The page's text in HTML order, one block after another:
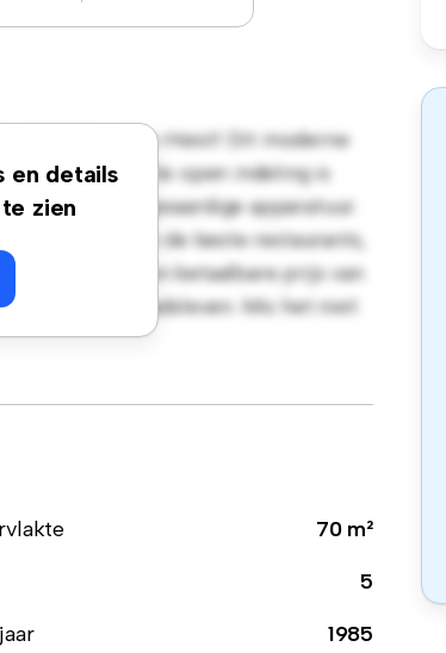
en details
zien
8300 Knokke-Heist! Dit moderne
leefruimte. De open indeling is
met hoogwaardige apparatuur.
afstand van de beste restaurants,
heeft een betaalbare prijs van
van het stadsleven. Mis het niet:
70 m²
5
1985